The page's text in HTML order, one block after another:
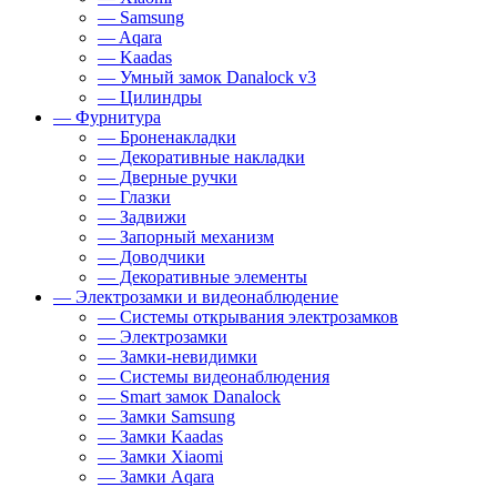
— Samsung
— Aqara
— Kaadas
— Умный замок Danalock v3
— Цилиндры
— Фурнитура
— Броненакладки
— Декоративные накладки
— Дверные ручки
— Глазки
— Задвижи
— Запорный механизм
— Доводчики
— Декоративные элементы
— Электрозамки и видеонаблюдение
— Системы открывания электрозамков
— Электрозамки
— Замки-невидимки
— Системы видеонаблюдения
— Smart замок Danalock
— Замки Samsung
— Замки Kaadas
— Замки Xiaomi
— Замки Aqara